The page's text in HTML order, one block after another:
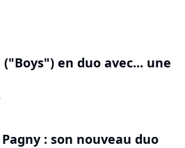
("Boys") en duo avec... une
: son nouveau duo